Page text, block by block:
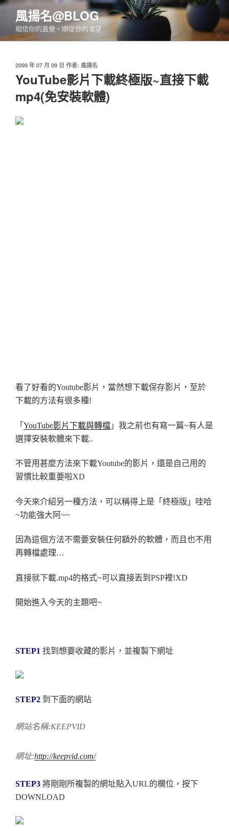
跳
要
風揚名@BLOG
相信你的直覺‧順從你的渴望
發
佈
於
2009 年 07 月 09 日 作者: 風揚名
YouTube影片下載終極版~直接下載
mp4(免安裝軟體)
看了好看的Youtube影片，當然想下載保存影片，至於
下載的方法有很多種!
「 YouTube影片下載與轉檔 」我之前也有寫一篇~有人是
選擇安裝軟體來下載..
不管用甚麼方法來下載Youtube的影片，還是自己用的
習慣比較重要啦XD
今天來介紹另一種方法，可以稱得上是「終極版」哇哈
~功能強大阿~~
因為這個方法不需要安裝任何額外的軟體，而且也不用
再轉檔處理…
直接就下載.mp4的格式~可以直接丟到PSP裡!XD
開始進入今天的主題吧~
STEP1 找到想要收藏的影片，並複製下網址
STEP2 到下面的網站
網站名稱:KEEPVID
網址:http://keepvid.com/
STEP3 將剛剛所複製的網址貼入URL的欄位，按下
DOWNLOAD